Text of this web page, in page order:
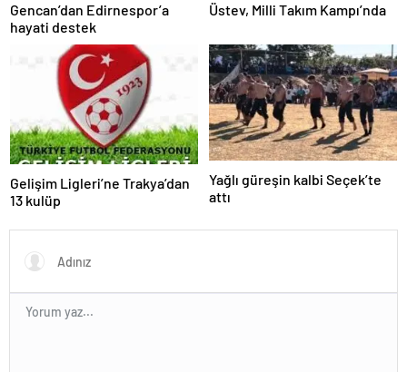
Gencan’dan Edirnespor’a
hayati destek
Üstev, Milli Takım Kampı’nda
Gelişim Ligleri’ne Trakya’dan
13 kulüp
Yağlı güreşin kalbi Seçek’te
attı